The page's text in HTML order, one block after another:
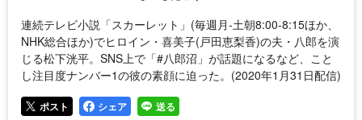
連続テレビ小説「スカーレット」(毎週月‐土朝8:00-8:15ほか、
NHK総合ほか)でヒロイン・喜美子(戸田恵梨香)の夫・八郎を演
じる松下洸平。SNS上で「#八郎沼」が話題になるなど、こと
し注目度ナンバー1の彼の素顔に迫った。(2020年1月31日配信)
ポスト シェア 送る